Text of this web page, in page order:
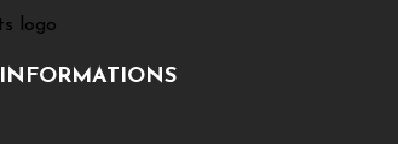
INFORMATIONS